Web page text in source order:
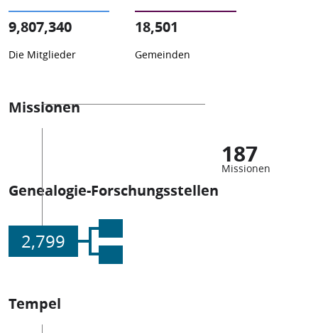
9,807,340
Die Mitglieder
18,501
Gemeinden
Missionen
187
Missionen
Genealogie-Forschungsstellen
2,799
Tempel